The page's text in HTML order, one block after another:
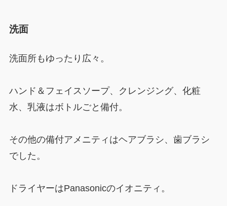
洗面
洗面所もゆったり広々。
ハンド＆フェイスソープ、クレンジング、化粧
水、乳液はボトルごと備付。
その他の備付アメニティはヘアブラシ、歯ブラシ
でした。
ドライヤーはPanasonicのイオニティ。